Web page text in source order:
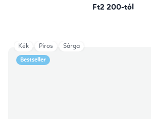
Ft2 200-tól
Bestseller
Kék Piros Sárga